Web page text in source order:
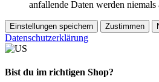
anfallende Daten werden
Einstellungen speichern Zustimmen
Datenschutzerklärung
Bist du im richtigen Shop?